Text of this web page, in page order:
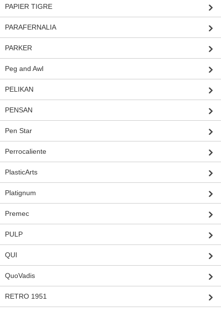
PAPIER TIGRE
PARAFERNALIA
PARKER
Peg and Awl
PELIKAN
PENSAN
Pen Star
Perrocaliente
PlasticArts
Platignum
Premec
PULP
QUI
QuoVadis
RETRO 1951